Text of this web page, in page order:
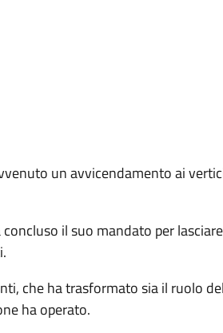
un avvicendamento ai
il suo mandato per
che ha trasformato sia il ruolo
ha operato.